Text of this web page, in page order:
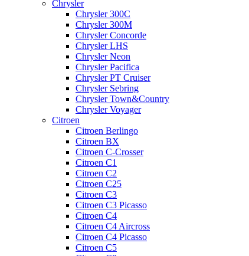
Chrysler
Chrysler 300C
Chrysler 300M
Chrysler Concorde
Chrysler LHS
Chrysler Neon
Chrysler Pacifica
Chrysler PT Cruiser
Chrysler Sebring
Chrysler Town&Country
Chrysler Voyager
Citroen
Citroen Berlingo
Citroen BX
Citroen C-Crosser
Citroen C1
Citroen C2
Citroen C25
Citroen C3
Citroen C3 Picasso
Citroen C4
Citroen C4 Aircross
Citroen C4 Picasso
Citroen C5